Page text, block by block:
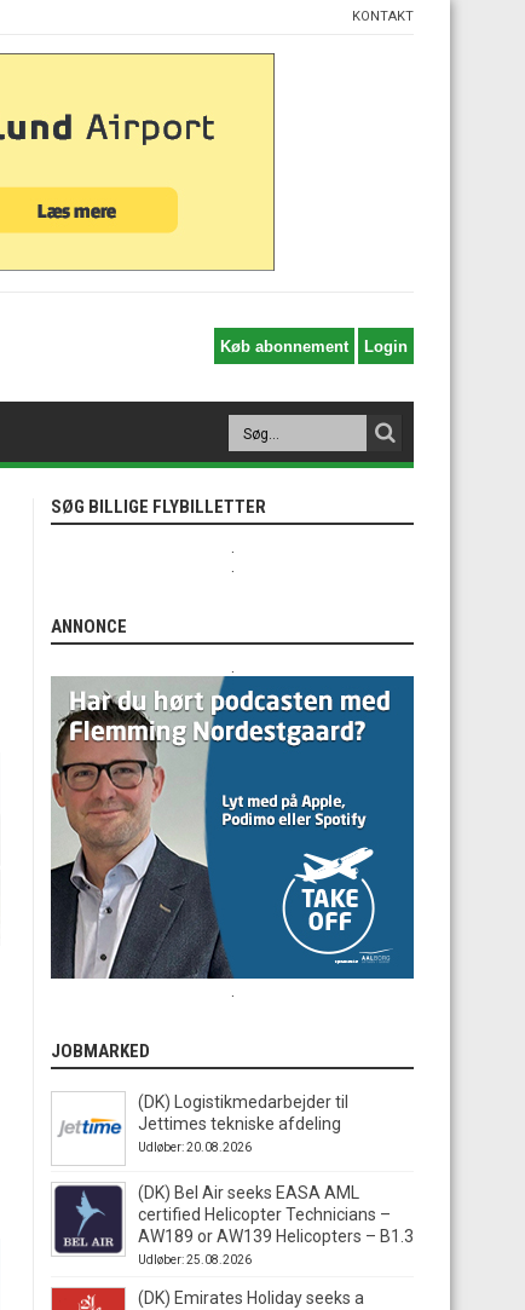
KONTAKT
SØG BILLIGE FLYBILLETTER
ANNONCE
JOBMARKED
(DK) Logistikmedarbejder til
Jettimes tekniske afdeling
Udløber: 20.08.2026
(DK) Bel Air seeks EASA AML
certified Helicopter Technicians –
AW189 or AW139 Helicopters – B1.3
Udløber: 25.08.2026
(DK) Emirates Holiday seeks a